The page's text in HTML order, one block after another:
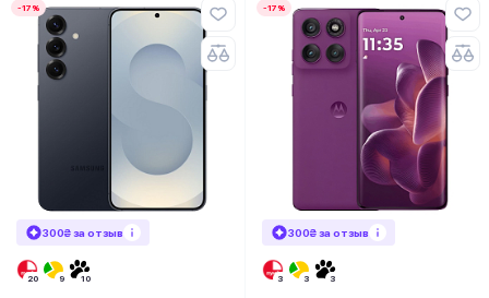
-17%
300₴ за отзыв
-17%
300₴ за отзыв